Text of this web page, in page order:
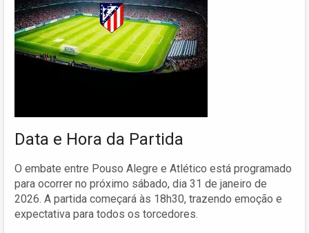
Data e Hora da Partida
O embate entre Pouso Alegre e Atlético está programado
para ocorrer no próximo sábado, dia 31 de janeiro de
2026. A partida começará às 18h30, trazendo emoção e
expectativa para todos os torcedores.